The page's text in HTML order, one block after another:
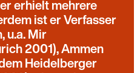
erhielt mehrere
ist er Verfasser
u.a. Mir
2001), Ammen
Heidelberger